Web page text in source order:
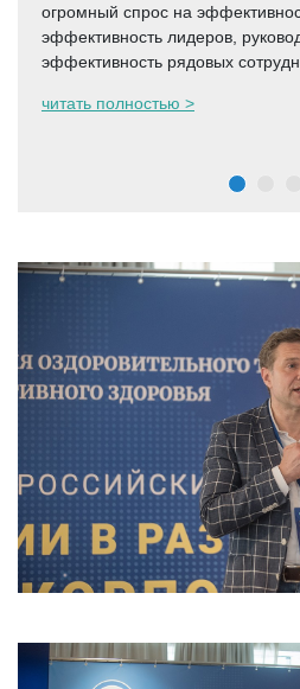
огромный спрос на
эффективность лидеров,
эффективность рядовых
читать полностью >